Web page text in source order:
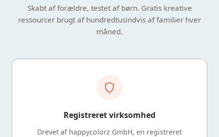
Skabt af forældre, testet af børn. Gratis kreative
ressourcer brugt af hundredtusindvis af familier hver
måned.
Registreret virksomhed
Drevet af happycolorz GmbH, en registreret